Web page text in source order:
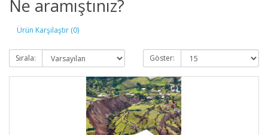
Ne aramıştınız?
Ürün Karşılaştır (0)
Sırala: Göster: